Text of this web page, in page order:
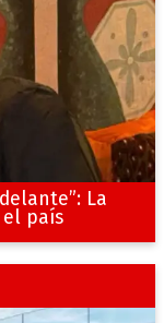
La
el país